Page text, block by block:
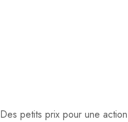
Des petits prix pour une